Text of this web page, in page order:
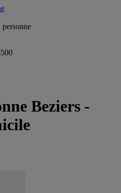
Beziers -